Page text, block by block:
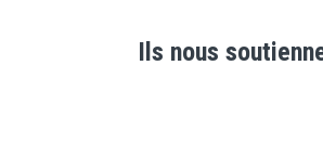
Ils nous